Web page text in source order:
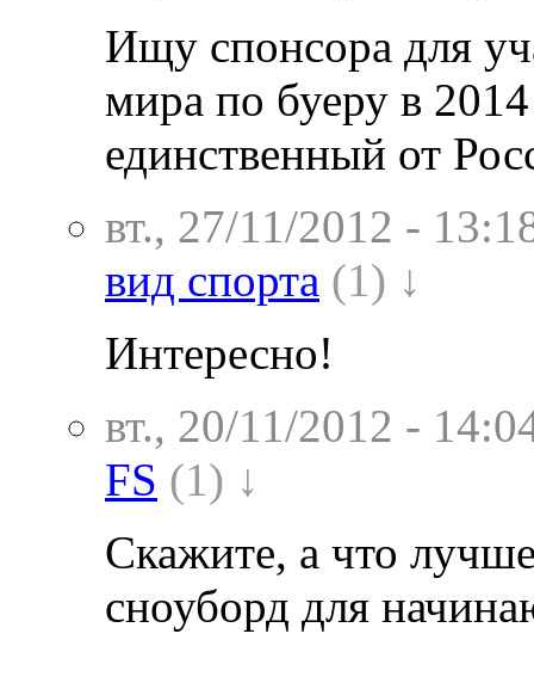
Ищу спонсора для
мира по буеру в
единственный от
вт., 27/11/2012 -
вид спорта (1) ↓
Интересно!
вт., 20/11/2012 -
FS (1) ↓
Скажите, а что
сноуборд для